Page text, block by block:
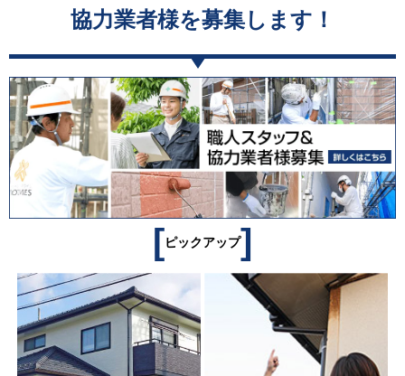
協力業者様を募集します！
[ピックアップ]